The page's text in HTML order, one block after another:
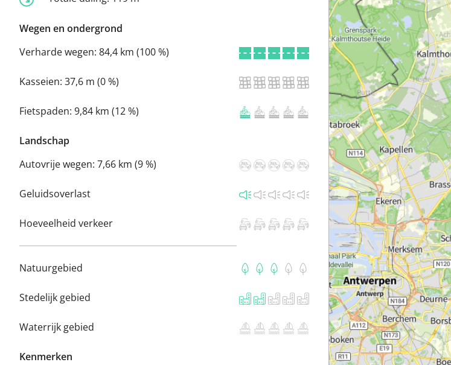
Wegen en ondergrond
Verharde wegen: 84,4 km (100 %)
Kasseien: 37,6 m (0 %)
Fietspaden: 9,84 km (12 %)
Landschap
Autovrije wegen: 7,66 km (9 %)
Geluidsoverlast
Hoeveelheid verkeer
Natuurgebied
Stedelijk gebied
Waterrijk gebied
Kenmerken